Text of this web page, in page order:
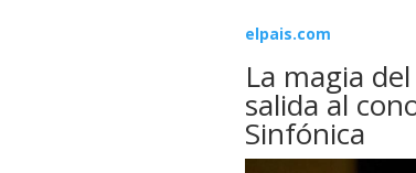
elpais.com
La magia
salida al
Sinfónica